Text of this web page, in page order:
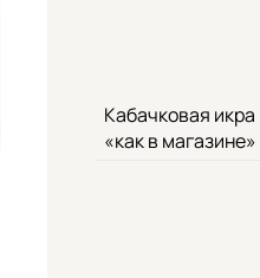
Кабачковая икра
«как в магазине»